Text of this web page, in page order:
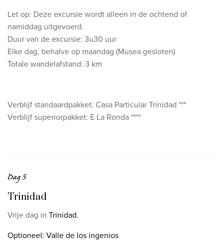
Let op: Deze excursie wordt alleen in de ochtend of
namiddag uitgevoerd.
Duur van de excursie: 3u30 uur
Elke dag, behalve op maandag (Musea gesloten)
Totale wandelafstand: 3 km
Verblijf standaardpakket: Casa Particular Trinidad ***
Verblijf superiorpakket: E La Ronda ****
Dag 5
Trinidad
Vrije dag in Trinidad.
Optioneel: Valle de los ingenios